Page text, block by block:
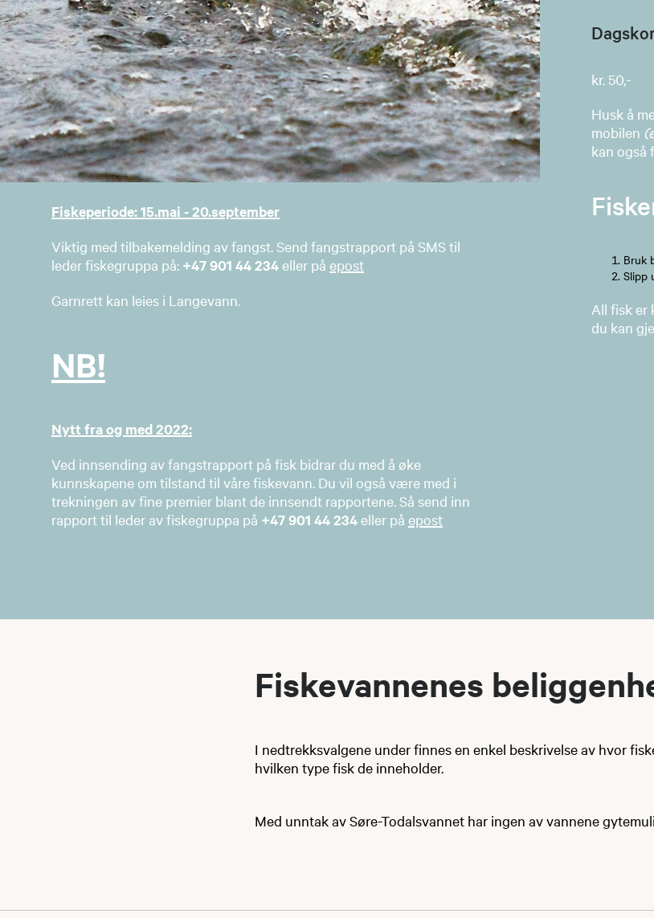
Fiskeperiode: 15.mai - 20.september​
Viktig med tilbakemelding av fangst. Send fangstrapport på SMS til
leder fiskegruppa på: +47 901 44 234eller på epost
Garnrett kan leies i Langevann.
NB!
Nytt fra og med 2022:
Ved innsending av fangstrapport på fisk bidrar du med å øke
kunnskapene om tilstand til våre fiskevann. Du vil også være med i
trekningen av fine premier blant de innsendt rapportene. Så send inn
rapport til leder av fiskegruppa på +47 901 44 234eller på epost
kr. 50,-
Husk å
mobilen
kan også
Bruk
Slipp
All fisk er
du kan
Fiskevannenes
I nedtrekksvalgene under finnes en enkel beskrivelse av hvor
hvilken type fisk de inneholder.
Med unntak av Søre-Todalsvannet har ingen av vannene